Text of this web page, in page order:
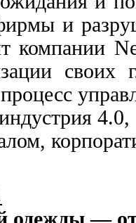
и
компании
своих
одежды —